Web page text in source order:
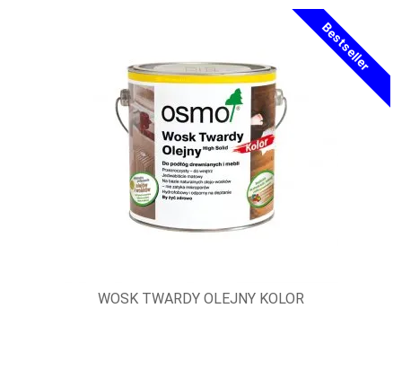
Bestseller
WOSK TWARDY OLEJNY KOLOR